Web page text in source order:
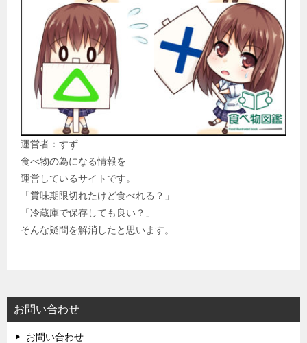
運営者：すず
食べ物の為になる情報を
運営しているサイトです。
「賞味期限切れたけど食べれる？」
「冷蔵庫で保存しても良い？」
そんな疑問を解消したと思います。
お問い合わせ
お問い合わせ